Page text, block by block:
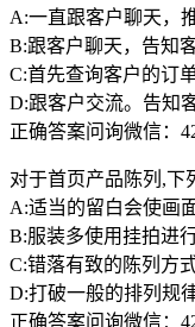
A:一直跟客户聊天，
B:跟客户聊天，告知
C:首先查询客户的订
D:跟客户交流。告知
正确答案问询微信：
对于首页产品陈列,下
A:适当的留白会使画
B:服装多使用挂拍进
C:错落有致的陈列方
D:打破一般的排列规
正确答案问询微信：